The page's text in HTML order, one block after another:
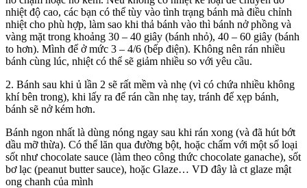
nhiệt độ cao, các bạn có thể tùy vào tình trạng bánh mà điều chỉnh
nhiệt cho phù hợp, làm sao khi thả bánh vào thì bánh nở phồng và
vàng mặt trong khoảng 30 – 40 giây (bánh nhỏ), 40 – 60 giây (bánh
to hơn). Mình để ở mức 3 – 4/6 (bếp điện). Không nên rán nhiều
bánh cùng lúc, nhiệt có thể sẽ giảm nhiều so với yêu cầu.
2. Bánh sau khi ủ lần 2 sẽ rất mềm và nhẹ (vì có chứa nhiều không
khí bên trong), khi lấy ra để rán cần nhẹ tay, tránh để xẹp bánh,
bánh sẽ nở kém hơn.
Bánh ngon nhất là dùng nóng ngay sau khi rán xong (và đã hút bớt
dầu mỡ thừa). Có thể lăn qua đường bột, hoặc chấm với một số loại
sốt như chocolate sauce (làm theo công thức chocolate ganache), sốt
bơ lạc (peanut butter sauce), hoặc Glaze… VD đây là ct glaze mật
ong chanh của mình